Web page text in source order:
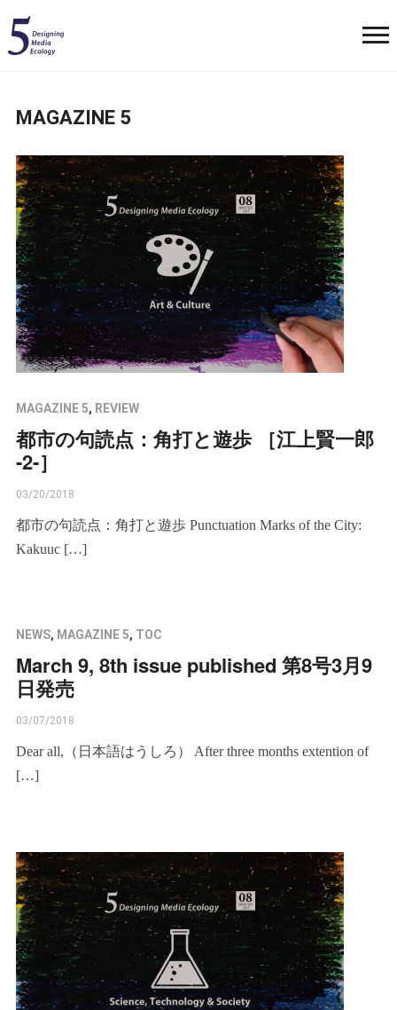
MAGAZINE 5
MAGAZINE 5, REVIEW
都市の句読点：角打と遊歩 ［江上賢一郎
-2-］
03/20/2018
都市の句読点：角打と遊歩 Punctuation Marks of the City:
Kakuuc […]
NEWS, MAGAZINE 5, TOC
March 9, 8th issue published 第8号3月9
日発売
03/07/2018
Dear all,（日本語はうしろ） After three months extention of
[…]